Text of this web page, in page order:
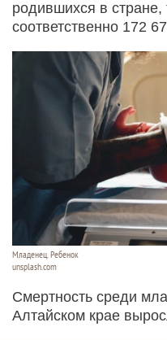
родившихся в стране,
соответственно 172
Младенец. Ребенок
unsplash.com
Смертность среди
Алтайском крае